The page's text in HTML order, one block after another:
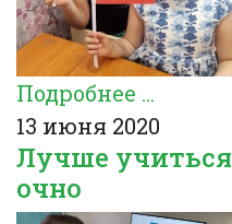
Подробнее ...
13 июня 2020
Лучше учиться
очно